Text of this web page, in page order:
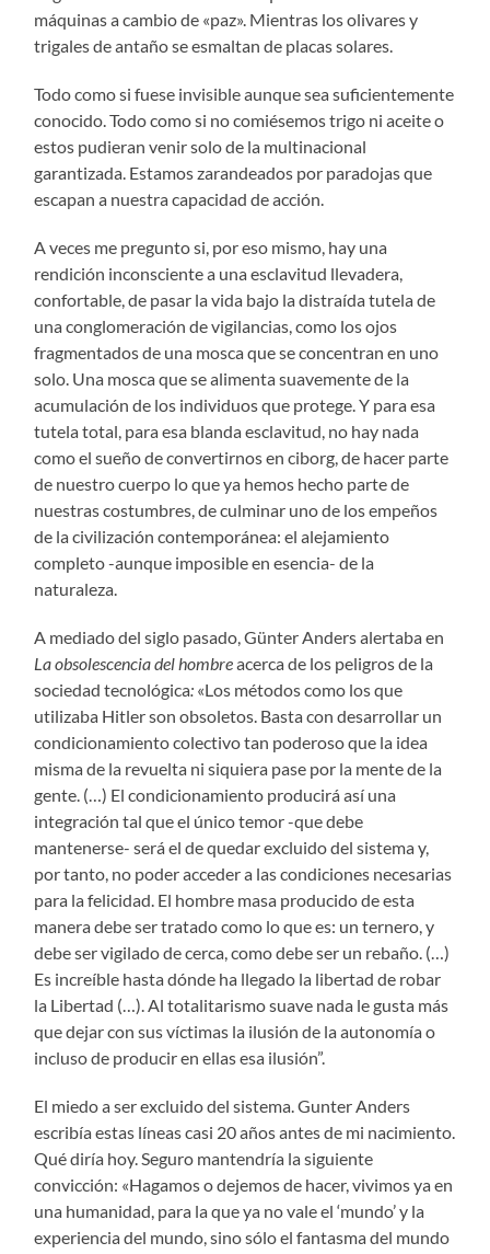
máquinas a cambio de «paz». Mientras los olivares y
trigales de antaño se esmaltan de placas solares.
Todo como si fuese invisible aunque sea suficientemente
conocido. Todo como si no comiésemos trigo ni aceite o
estos pudieran venir solo de la multinacional
garantizada. Estamos zarandeados por paradojas que
escapan a nuestra capacidad de acción.
A veces me pregunto si, por eso mismo, hay una
rendición inconsciente a una esclavitud llevadera,
confortable, de pasar la vida bajo la distraída tutela de
una conglomeración de vigilancias, como los ojos
fragmentados de una mosca que se concentran en uno
solo. Una mosca que se alimenta suavemente de la
acumulación de los individuos que protege. Y para esa
tutela total, para esa blanda esclavitud, no hay nada
como el sueño de convertirnos en ciborg, de hacer parte
de nuestro cuerpo lo que ya hemos hecho parte de
nuestras costumbres, de culminar uno de los empeños
de la civilización contemporánea: el alejamiento
completo -aunque imposible en esencia- de la
naturaleza.
A mediado del siglo pasado, Günter Anders alertaba en
La obsolescencia del hombreacerca de los peligros de la
sociedad tecnológica: «Los métodos como los que
utilizaba Hitler son obsoletos. Basta con desarrollar un
condicionamiento colectivo tan poderoso que la idea
misma de la revuelta ni siquiera pase por la mente de la
gente. (…) El condicionamiento producirá así una
integración tal que el único temor -que debe
mantenerse- será el de quedar excluido del sistema y,
por tanto, no poder acceder a las condiciones necesarias
para la felicidad. El hombre masa producido de esta
manera debe ser tratado como lo que es: un ternero, y
debe ser vigilado de cerca, como debe ser un rebaño. (…)
Es increíble hasta dónde ha llegado la libertad de robar
la Libertad (…). Al totalitarismo suave nada le gusta más
que dejar con sus víctimas la ilusión de la autonomía o
incluso de producir en ellas esa ilusión”.
El miedo a ser excluido del sistema. Gunter Anders
escribía estas líneas casi 20 años antes de mi nacimiento.
Qué diría hoy. Seguro mantendría la siguiente
convicción: «Hagamos o dejemos de hacer, vivimos ya en
una humanidad, para la que ya no vale el ‘mundo’ y la
experiencia del mundo, sino sólo el fantasma del mundo